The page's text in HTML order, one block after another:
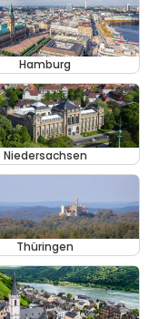
Hamburg
Niedersachsen
Thüringen